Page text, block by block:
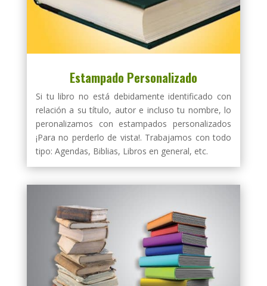
Estampado Personalizado
Si tu libro no está debidamente identificado con
relación a su título, autor e incluso tu nombre, lo
peronalizamos con estampados personalizados
¡Para no perderlo de vista!. Trabajamos con todo
tipo: Agendas, Biblias, Libros en general, etc.